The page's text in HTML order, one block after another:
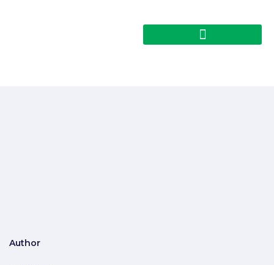
Author